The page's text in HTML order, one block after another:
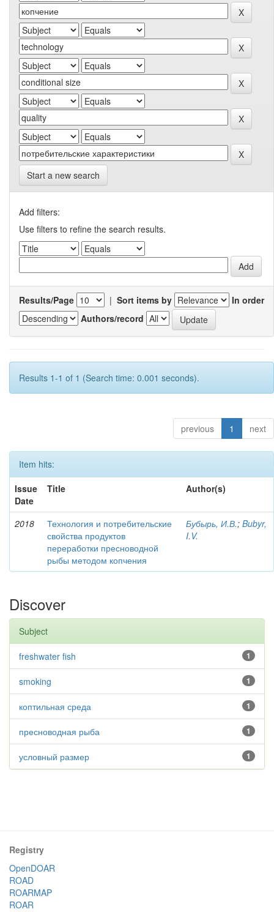
Start a new search
Add filters:
Use filters to refine the search results.
Results/Page | Sort items by
In order
Authors/record
Results 1-1 of 1 (Search time: 0.001 seconds).
previous 1 next
Item hits:
Issue
Date
Title Author(s)
2018
Технология и потребительские
свойства продуктов
переработки пресноводной
рыбы методом копчения
Бубырь, И.В.; Bubyr,
I.V.
Discover
Subject
1
freshwater fish
1
smoking
1
коптильная среда
1
пресноводная рыба
1
условный размер
Registry
OpenDOAR
ROAD
ROARMAP
ROAR